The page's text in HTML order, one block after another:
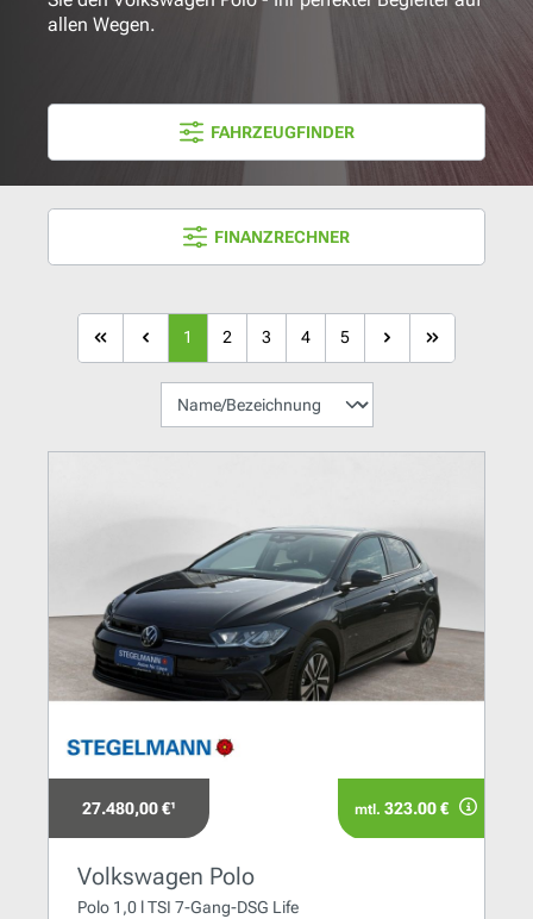
allen Wegen.
FAHRZEUGFINDER
FINANZRECHNER
1 2 3 4 5
27.480,00 €¹ mtl. 323.00 €
Volkswagen Polo
Polo 1,0 l TSI 7-Gang-DSG Life